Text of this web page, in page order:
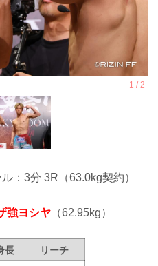
：3分 3R（63.0kg契約）
強ヨシヤ （62.95kg）
長
リーチ